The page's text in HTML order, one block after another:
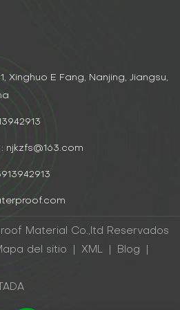
la resistencia al desgaste
En el experimento
rango de mareas, las
experimentaron: Después
la tasa de retención
UV, el alargamiento
Xinghuo E Fang, Nanjing, Jiangsu,
njkzfs@163.com
Material Co.,ltd Reservados
del sitio XML Blog